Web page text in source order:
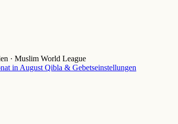
· Muslim World League
in August Qibla & Gebetseinstellungen